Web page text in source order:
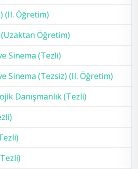
(II. Öğretim)
Öğretim)
Sinema (Tezli)
Sinema (Tezsiz) (II. Öğretim)
Danışmanlık (Tezli)